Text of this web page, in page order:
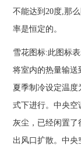
不能达到20度,那
率是恒定的。
雪花图标:此图标
将室内的热量输
夏季制冷设定温
式下进行。中央空
灰尘，已经闲置了
出风口扩散。中